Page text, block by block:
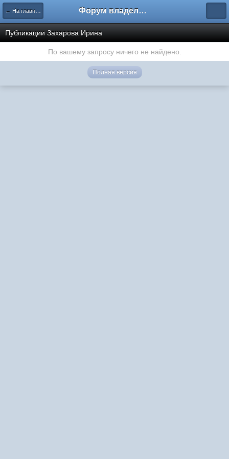
← На главную Форум владельцев интернет-магазинов
Публикации Захарова Ирина
По вашему запросу ничего не найдено.
Полная версия